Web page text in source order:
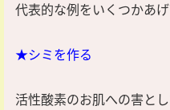
代表的な例をいくつかあげ
★シミを作る
活性酸素のお肌への害と